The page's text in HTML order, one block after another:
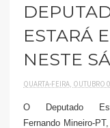
ESTARÁ
NESTE
QUARTA-FEIRA, OUTUBRO
O Deputado
Fernando Mineiro-